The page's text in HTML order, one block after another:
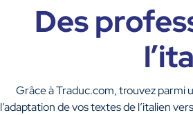
Des
Grâce à Traduc.com, trouvez parmi
l’adaptation de vos textes de l’italien